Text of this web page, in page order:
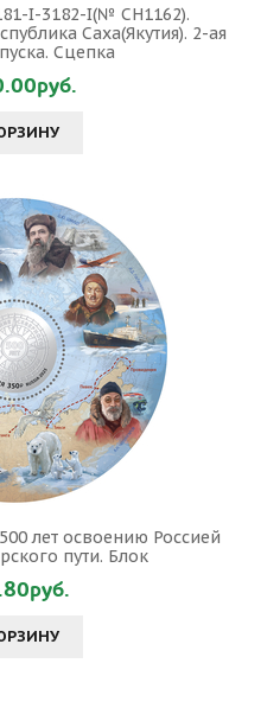
I-3182-I(№ СН1162).
Саха(Якутия). 2-ая
Сцепка
лет освоению Россией
пути. Блок